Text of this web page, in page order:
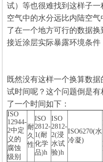
试）等也很难找到这样子
空气中的水分远比内陆空
了在一个地方可行的数据
接近涂层实际暴露环境条
既然没有这样一个换算数
试时间呢？这个问题倒是
了一个时间如下：
ISO
12944-
2中定
义的
腐蚀
级别
耐
久
性
ISO
2812-
1(耐
化学
品)h
ISO
2812-
2(浸
水试
验)h
ISO6270(水
冷凝)